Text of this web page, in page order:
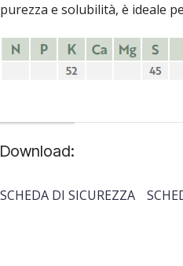
purezza e solubilità, è ideale
Download:
SCHEDA DI SICUREZZA